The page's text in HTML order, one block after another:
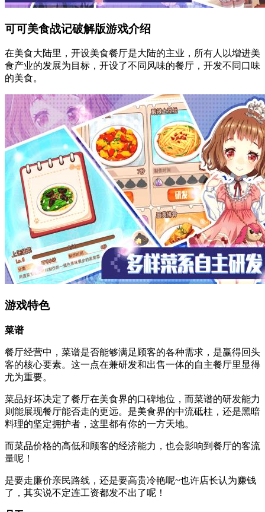
可可美食战记破解版游戏介绍
在美食大陆里，开设美食餐厅是大陆的主业，所有人以增进美
食产业的发展为目标，开设了不同风味的餐厅，开发不同口味
的美食。
游戏特色
菜谱
餐厅经营中，菜谱是否能够满足顾客的各种需求，是赢得回头
客的核心要素。这一点在兼研发和出售一体的自主餐厅里显得
尤为重要。
菜品好坏决定了餐厅在美食界的口碑地位，而菜谱的研发能力
则能展现餐厅能否走的更远。是美食界的中流砥柱，还是黑暗
料理的坚定拥护者，这里都有你的一方天地。
而菜品价格的高低和顾客的经济能力，也会影响到餐厅的客流
量呢！
是要走廉价亲民路线，还是要高贵冷艳呢~也许店长认为赚钱
了，其实说不定连工资都发不出了呢！